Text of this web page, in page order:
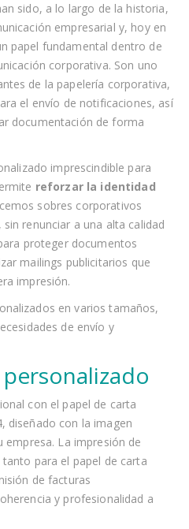
sido, a lo largo de la historia,
empresarial y, hoy en
papel fundamental dentro de
corporativa. Son uno
de la papelería corporativa,
el envío de notificaciones, así
documentación de forma
imprescindible para
reforzar la identidad
sobres corporativos
renunciar a una alta calidad
proteger documentos
mailings publicitarios que
impresión.
en varios tamaños,
de envío y
con el papel de carta
diseñado con la imagen
La impresión de
para el papel de carta
de facturas
y profesionalidad a